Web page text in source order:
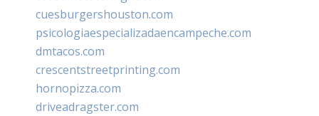
cuesburgershouston.com
psicologiaespecializadaencampeche.com
dmtacos.com
crescentstreetprinting.com
hornopizza.com
driveadragster.com